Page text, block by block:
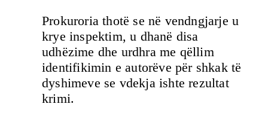
Prokuroria thotë se në vendngjarje u
krye inspektim, u dhanë disa
udhëzime dhe urdhra me qëllim
identifikimin e autorëve për shkak të
dyshimeve se vdekja ishte rezultat
krimi.